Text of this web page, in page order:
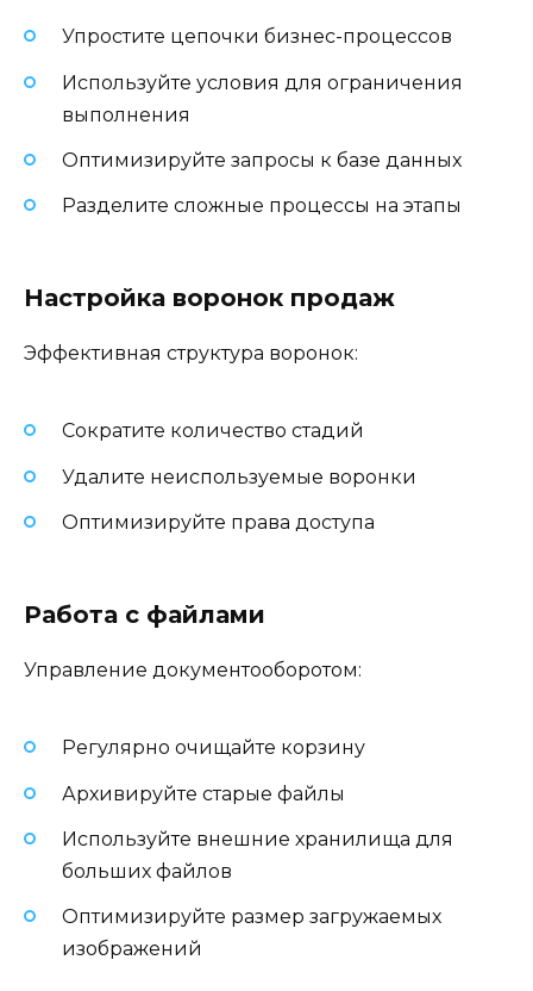
Упростите цепочки бизнес-процессов
Используйте условия для ограничения
выполнения
Оптимизируйте запросы к базе данных
Разделите сложные процессы на этапы
Настройка воронок продаж
Эффективная структура воронок:
Сократите количество стадий
Удалите неиспользуемые воронки
Оптимизируйте права доступа
Работа с файлами
Управление документооборотом:
Регулярно очищайте корзину
Архивируйте старые файлы
Используйте внешние хранилища для
больших файлов
Оптимизируйте размер загружаемых
изображений